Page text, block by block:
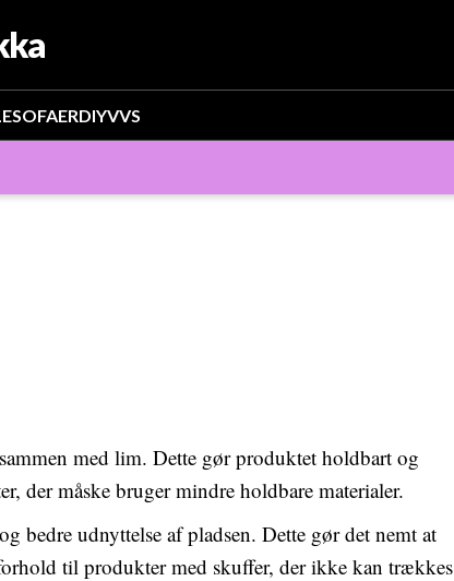
SOFAERDIYVVS
med lim. Dette gør produktet holdbart og
der måske bruger mindre holdbare materialer.
bedre udnyttelse af pladsen. Dette gør det nemt at
til produkter med skuffer, der ikke kan trækkes